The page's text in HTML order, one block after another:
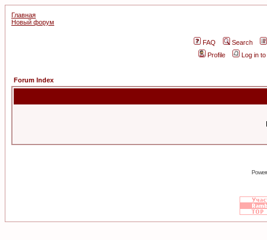
Главная
Новый форум
FAQ
Search
Profile
Log in
Forum Index